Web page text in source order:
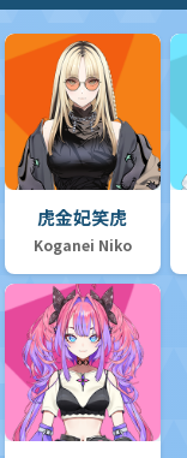
虎金妃笑虎
Koganei Niko